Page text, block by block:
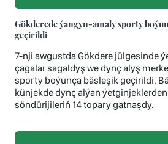
Gökderede ýangyn-amaly sporty
geçirildi
7-nji awgustda Gökdere jülgesinde
çagalar sagaldyş we dynç alyş
sporty boýunça bäsleşik geçirildi.
künjekde dynç alýan
söndürijileriň 14 topary gatnaşdy.